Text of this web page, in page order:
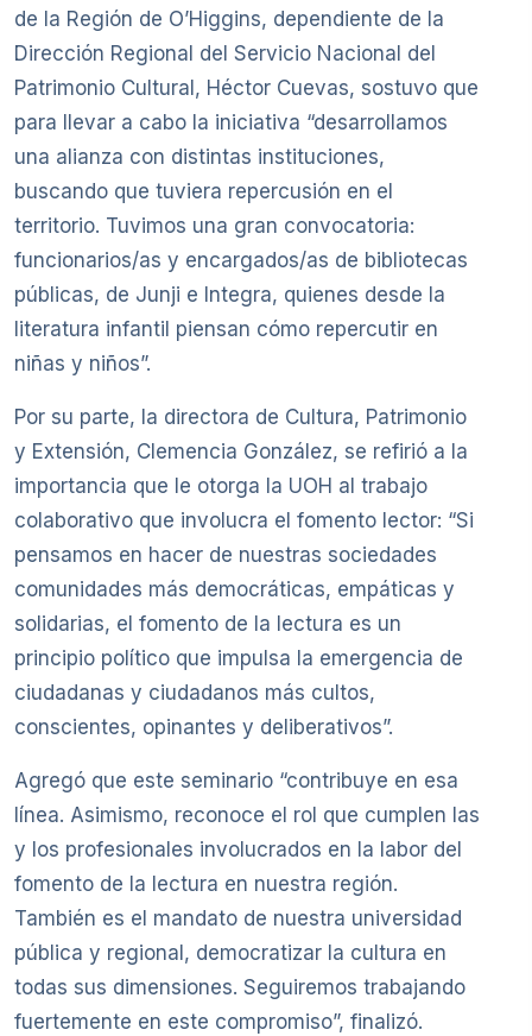
de la Región de O’Higgins, dependiente de la
Dirección Regional del Servicio Nacional del
Patrimonio Cultural, Héctor Cuevas, sostuvo que
para llevar a cabo la iniciativa “desarrollamos
una alianza con distintas instituciones,
buscando que tuviera repercusión en el
territorio. Tuvimos una gran convocatoria:
funcionarios/as y encargados/as de bibliotecas
públicas, de Junji e Integra, quienes desde la
literatura infantil piensan cómo repercutir en
niñas y niños”.
Por su parte, la directora de Cultura, Patrimonio
y Extensión, Clemencia González, se refirió a la
importancia que le otorga la UOH al trabajo
colaborativo que involucra el fomento lector: “Si
pensamos en hacer de nuestras sociedades
comunidades más democráticas, empáticas y
solidarias, el fomento de la lectura es un
principio político que impulsa la emergencia de
ciudadanas y ciudadanos más cultos,
conscientes, opinantes y deliberativos”.
Agregó que este seminario “contribuye en esa
línea. Asimismo, reconoce el rol que cumplen las
y los profesionales involucrados en la labor del
fomento de la lectura en nuestra región.
También es el mandato de nuestra universidad
pública y regional, democratizar la cultura en
todas sus dimensiones. Seguiremos trabajando
fuertemente en este compromiso”, finalizó.